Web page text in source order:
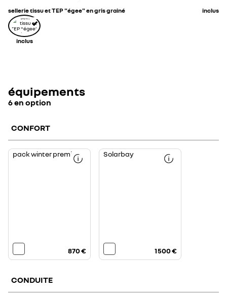
sellerie tissu et TEP "égee" en gris grainé inclus
inclus
équipements
6 en option
CONFORT
pack winter premium
870 €
Solarbay
1 500 €
CONDUITE